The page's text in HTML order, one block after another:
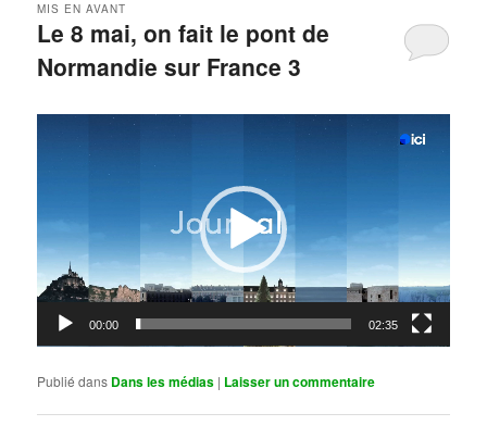
Le 8 mai, on fait le pont de
Normandie sur France 3
MIS EN AVANT
00:00 02:35
Publié dans Dans les médias | Laisser un commentaire